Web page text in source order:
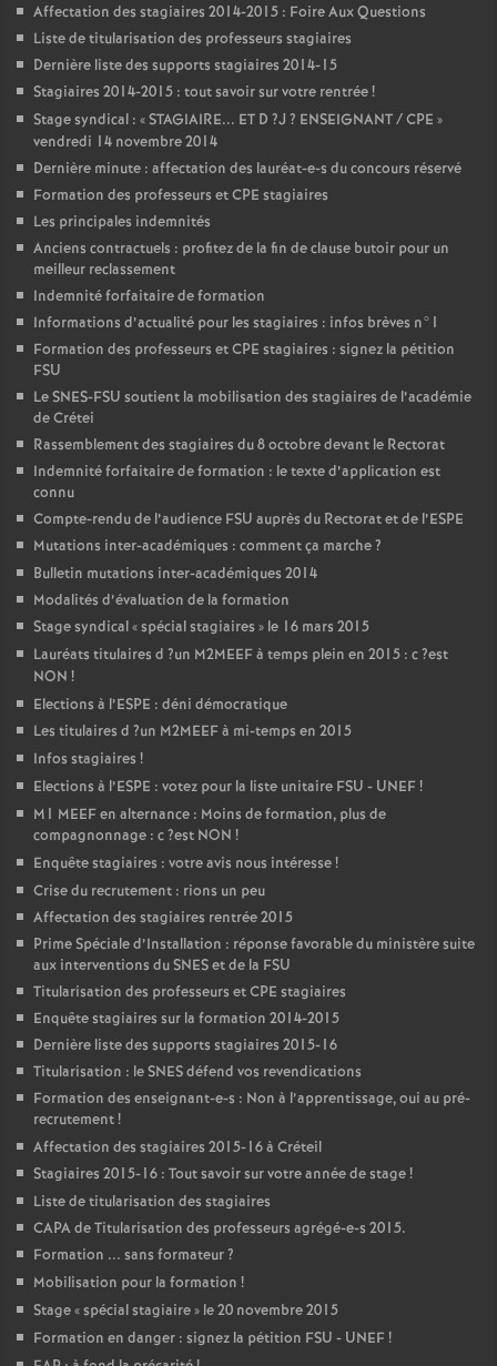
Affectation des stagiaires 2014-2015 : Foire Aux Questions
Liste de titularisation des professeurs stagiaires
Dernière liste des supports stagiaires 2014-15
Stagiaires 2014-2015 : tout savoir sur votre rentrée!
Stage syndical : «STAGIAIRE... ET D ?J ? ENSEIGNANT/CPE »
vendredi 14 novembre 2014
Dernière minute : affectation des lauréat-e-s du concours réservé
Formation des professeurs etCPE stagiaires
Les principales indemnités
Anciens contractuels : profitez de la fin de clause butoir pour un
meilleur reclassement
Indemnité forfaitaire de formation
Informations d’actualité pour les stagiaires : infos brèves n°1
Formation des professeurs etCPE stagiaires : signez la pétition
FSU
LeSNES-FSU soutient la mobilisation des stagiaires de l’académie
de Crétei
Rassemblement des stagiaires du 8 octobre devant le Rectorat
Indemnité forfaitaire de formation : le texte d’application est
connu
Compte-rendu de l’audience FSU auprès du Rectorat et de l’ESPE
Mutations inter-académiques : comment ça marche?
Bulletin mutations inter-académiques 2014
Modalités d’évaluation de la formation
Stage syndical «spécial stagiaires » le 16 mars 2015
Lauréats titulaires d ?un M2MEEFà temps plein en 2015 : c?est
NON !
Elections à l’ESPE : déni démocratique
Les titulaires d ?un M2MEEFà mi-temps en 2015
Infos stagiaires !
Elections à l’ESPE : votez pour la liste unitaire FSU - UNEF!
M1 MEEFen alternance : Moins de formation, plus de
compagnonnage : c?est NON !
Enquête stagiaires : votre avis nous intéresse!
Crise du recrutement : rions un peu
Affectation des stagiaires rentrée 2015
Prime Spéciale d’Installation : réponse favorable du ministère suite
aux interventions duSNESet de la FSU
Titularisation des professeurs etCPE stagiaires
Enquête stagiaires sur la formation 2014-2015
Dernière liste des supports stagiaires 2015-16
Titularisation : leSNESdéfend vos revendications
Formation des enseignant-e-s : Non à l’apprentissage, oui au pré-
recrutement!
Affectation des stagiaires 2015-16 à Créteil
Stagiaires 2015-16 : Tout savoir sur votre année de stage!
Liste de titularisation des stagiaires
CAPAde Titularisation des professeurs agrégé-e-s 2015.
Formation ... sans formateur?
Mobilisation pour la formation !
Stage «spécial stagiaire» le 20 novembre 2015
Formation en danger : signez la pétition FSU - UNEF!